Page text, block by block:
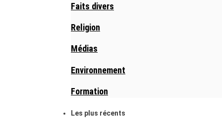
Faits divers
Religion
Médias
Environnement
Formation
Les plus récents